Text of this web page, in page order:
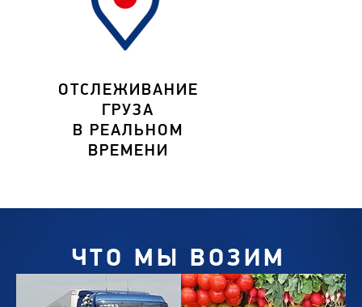
ОТСЛЕЖИВАНИЕ
ГРУЗА
В РЕАЛЬНОМ
ВРЕМЕНИ
ЧТО МЫ ВОЗИМ